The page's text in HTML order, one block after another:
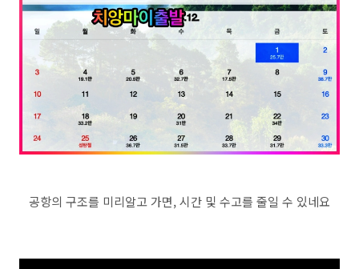
공항의 구조를 미리알고 가면, 시간 및 수고를 줄일 수 있네요